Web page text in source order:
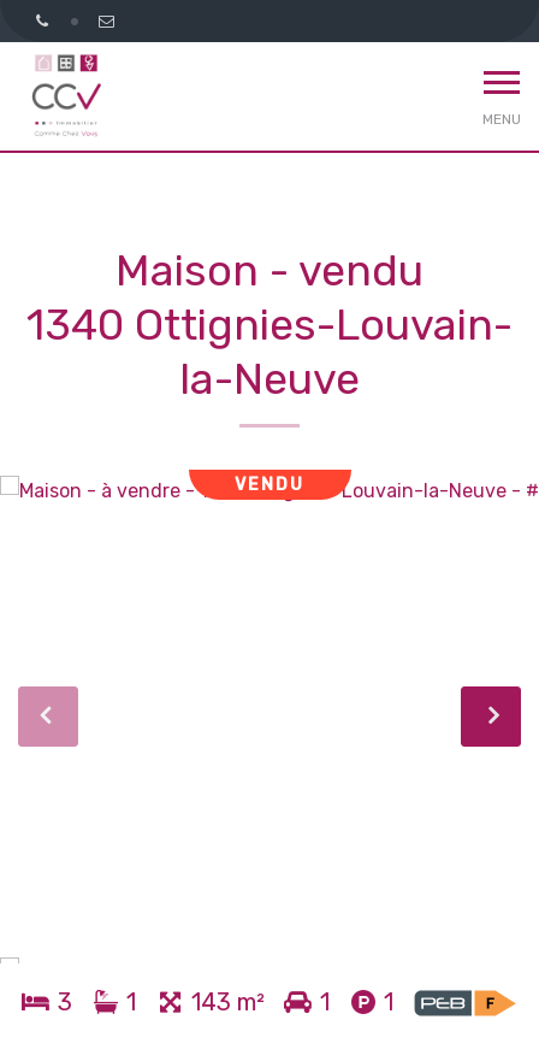
MENU
Maison - vendu
1340 Ottignies-Louvain-
la-Neuve
VENDU
3 1 143 m² 1 1